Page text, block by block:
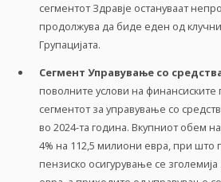
сегментот Здравје остануваат
продолжува да биде еден од
Групацијата.
Сегмент Управување со
поволните услови на
сегментот за управување со
во 2024-та година. Вкупниот обем
4% на 112,5 милиони евра, при
пензиско осигурување се